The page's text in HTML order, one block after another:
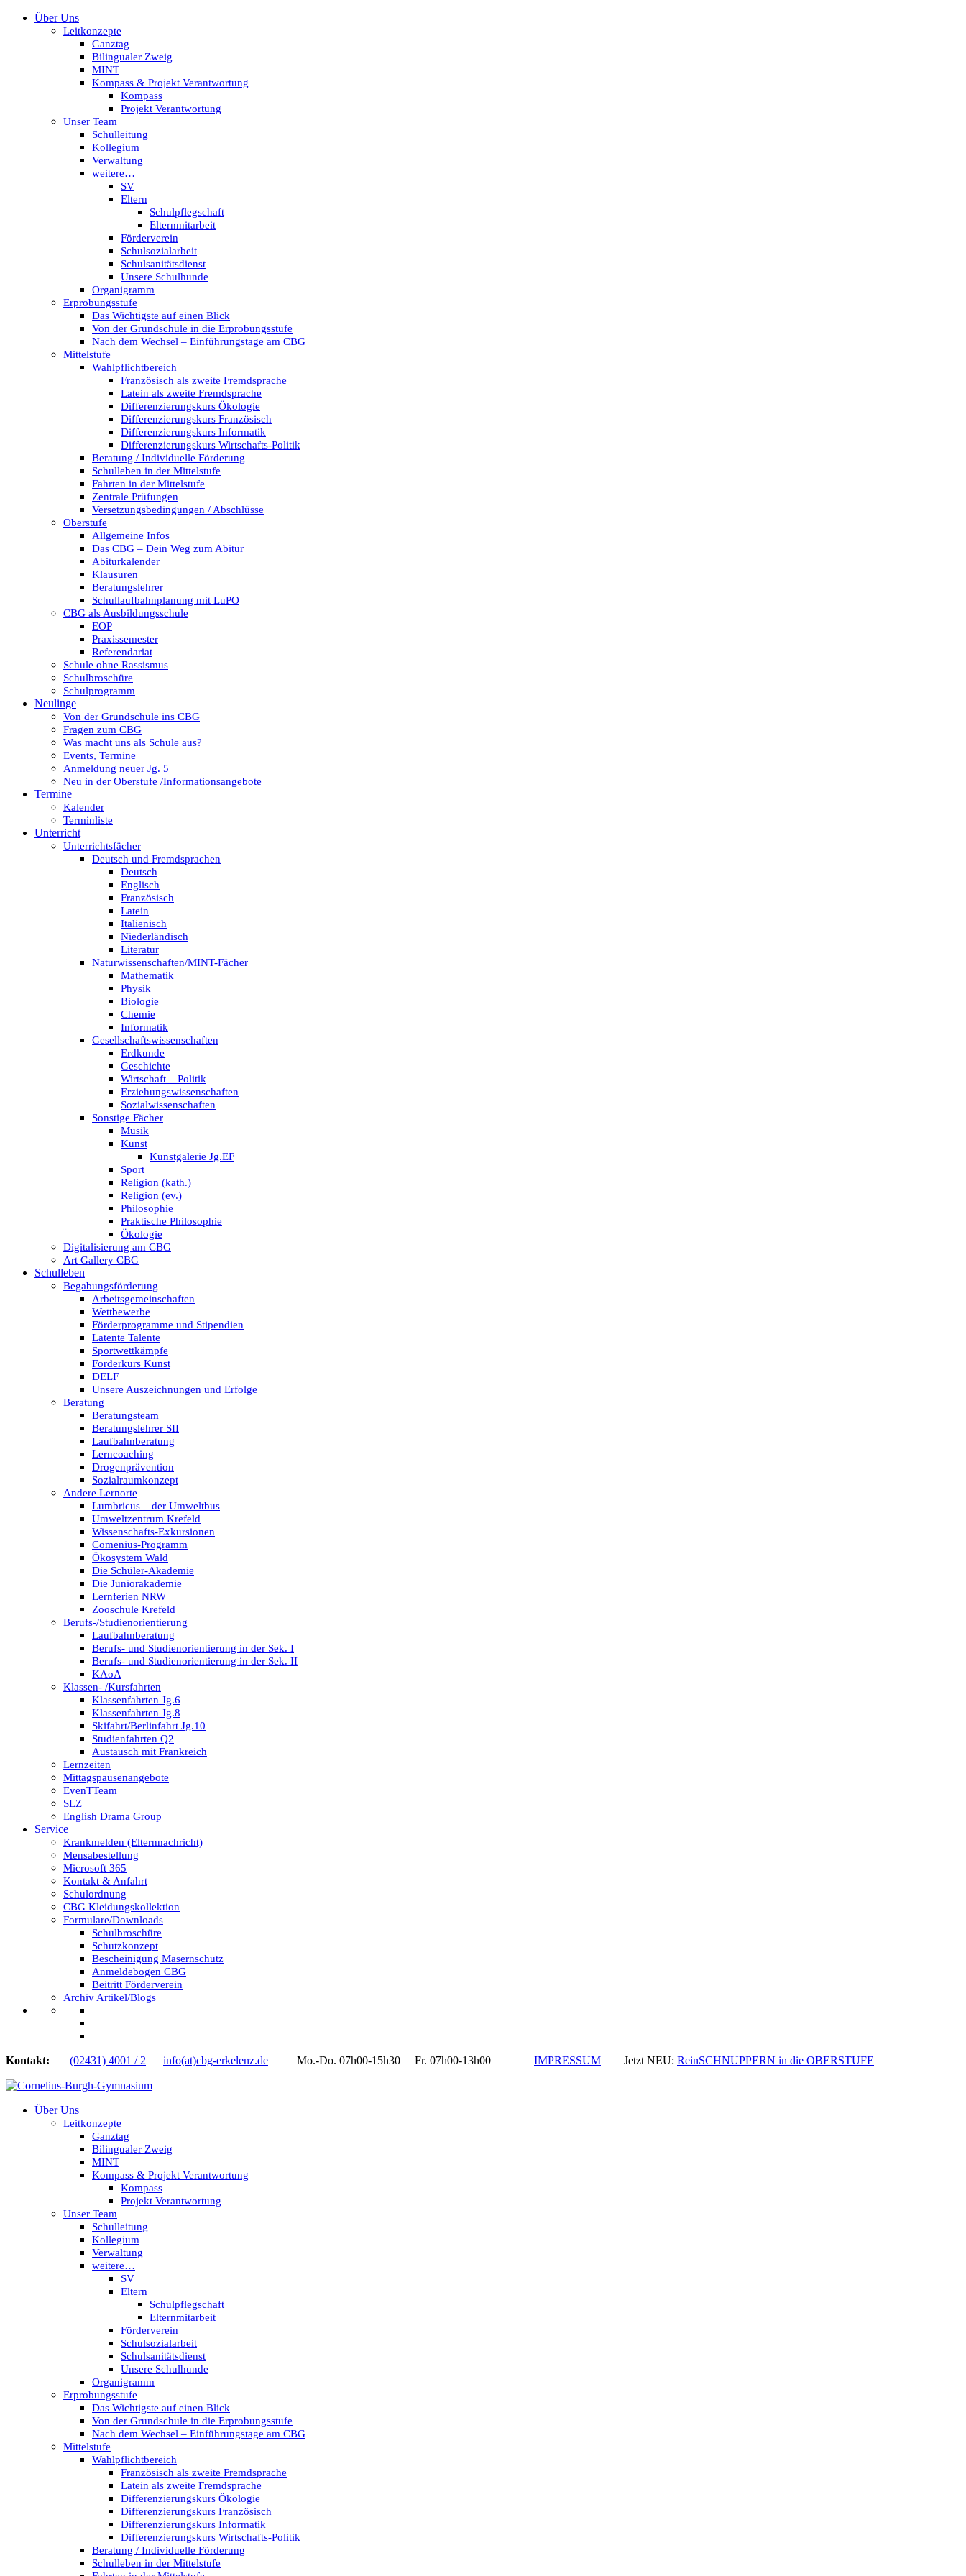
Über Uns
Leitkonzepte
Ganztag
Bilingualer Zweig
MINT
Kompass & Projekt Verantwortung
Kompass
Projekt Verantwortung
Unser Team
Schulleitung
Kollegium
Verwaltung
weitere…
SV
Eltern
Schulpflegschaft
Elternmitarbeit
Förderverein
Schulsozialarbeit
Schulsanitätsdienst
Unsere Schulhunde
Organigramm
Erprobungsstufe
Das Wichtigste auf einen Blick
Von der Grundschule in die Erprobungsstufe
Nach dem Wechsel – Einführungstage am CBG
Mittelstufe
Wahlpflichtbereich
Französisch als zweite Fremdsprache
Latein als zweite Fremdsprache
Differenzierungskurs Ökologie
Differenzierungskurs Französisch
Differenzierungskurs Informatik
Differenzierungskurs Wirtschafts-Politik
Beratung / Individuelle Förderung
Schulleben in der Mittelstufe
Fahrten in der Mittelstufe
Zentrale Prüfungen
Versetzungsbedingungen / Abschlüsse
Oberstufe
Allgemeine Infos
Das CBG – Dein Weg zum Abitur
Abiturkalender
Klausuren
Beratungslehrer
Schullaufbahnplanung mit LuPO
CBG als Ausbildungsschule
EOP
Praxissemester
Referendariat
Schule ohne Rassismus
Schulbroschüre
Schulprogramm
Neulinge
Von der Grundschule ins CBG
Fragen zum CBG
Was macht uns als Schule aus?
Events, Termine
Anmeldung neuer Jg. 5
Neu in der Oberstufe /Informationsangebote
Termine
Kalender
Terminliste
Unterricht
Unterrichtsfächer
Deutsch und Fremdsprachen
Deutsch
Englisch
Französisch
Latein
Italienisch
Niederländisch
Literatur
Naturwissenschaften/MINT-Fächer
Mathematik
Physik
Biologie
Chemie
Informatik
Gesellschaftswissenschaften
Erdkunde
Geschichte
Wirtschaft – Politik
Erziehungswissenschaften
Sozialwissenschaften
Sonstige Fächer
Musik
Kunst
Kunstgalerie Jg.EF
Sport
Religion (kath.)
Religion (ev.)
Philosophie
Praktische Philosophie
Ökologie
Digitalisierung am CBG
Art Gallery CBG
Schulleben
Begabungsförderung
Arbeitsgemeinschaften
Wettbewerbe
Förderprogramme und Stipendien
Latente Talente
Sportwettkämpfe
Forderkurs Kunst
DELF
Unsere Auszeichnungen und Erfolge
Beratung
Beratungsteam
Beratungslehrer SII
Laufbahnberatung
Lerncoaching
Drogenprävention
Sozialraumkonzept
Andere Lernorte
Lumbricus – der Umweltbus
Umweltzentrum Krefeld
Wissenschafts-Exkursionen
Comenius-Programm
Ökosystem Wald
Die Schüler-Akademie
Die Juniorakademie
Lernferien NRW
Zooschule Krefeld
Berufs-/Studienorientierung
Laufbahnberatung
Berufs- und Studienorientierung in der Sek. I
Berufs- und Studienorientierung in der Sek. II
KAoA
Klassen- /Kursfahrten
Klassenfahrten Jg.6
Klassenfahrten Jg.8
Skifahrt/Berlinfahrt Jg.10
Studienfahrten Q2
Austausch mit Frankreich
Lernzeiten
Mittagspausenangebote
EvenTTeam
SLZ
English Drama Group
Service
Krankmelden (Elternnachricht)
Mensabestellung
Microsoft 365
Kontakt & Anfahrt
Schulordnung
CBG Kleidungskollektion
Formulare/Downloads
Schulbroschüre
Schutzkonzept
Bescheinigung Masernschutz
Anmeldebogen CBG
Beitritt Förderverein
Archiv Artikel/Blogs
Kontakt: (02431) 4001 / 2 info(at)cbg-erkelenz.de Mo.-Do. 07h00-15h30 Fr. 07h00-13h00 IMPRESSUM Jetzt NEU: ReinSCHNUPPERN in die OBERSTUFE
Über Uns
Leitkonzepte
Ganztag
Bilingualer Zweig
MINT
Kompass & Projekt Verantwortung
Kompass
Projekt Verantwortung
Unser Team
Schulleitung
Kollegium
Verwaltung
weitere…
SV
Eltern
Schulpflegschaft
Elternmitarbeit
Förderverein
Schulsozialarbeit
Schulsanitätsdienst
Unsere Schulhunde
Organigramm
Erprobungsstufe
Das Wichtigste auf einen Blick
Von der Grundschule in die Erprobungsstufe
Nach dem Wechsel – Einführungstage am CBG
Mittelstufe
Wahlpflichtbereich
Französisch als zweite Fremdsprache
Latein als zweite Fremdsprache
Differenzierungskurs Ökologie
Differenzierungskurs Französisch
Differenzierungskurs Informatik
Differenzierungskurs Wirtschafts-Politik
Beratung / Individuelle Förderung
Schulleben in der Mittelstufe